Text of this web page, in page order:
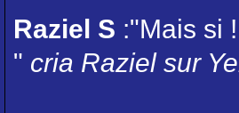
Raziel S :"Mais si
" cria Raziel sur